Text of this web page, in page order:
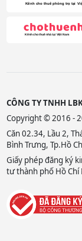
CÔNG TY TNHH
Copyright © 2016 -
Căn 02.34, Lầu 2,
Bình Trưng, Tp.Hồ
Giấy phép đăng ký
tư thành phố Hồ Chí